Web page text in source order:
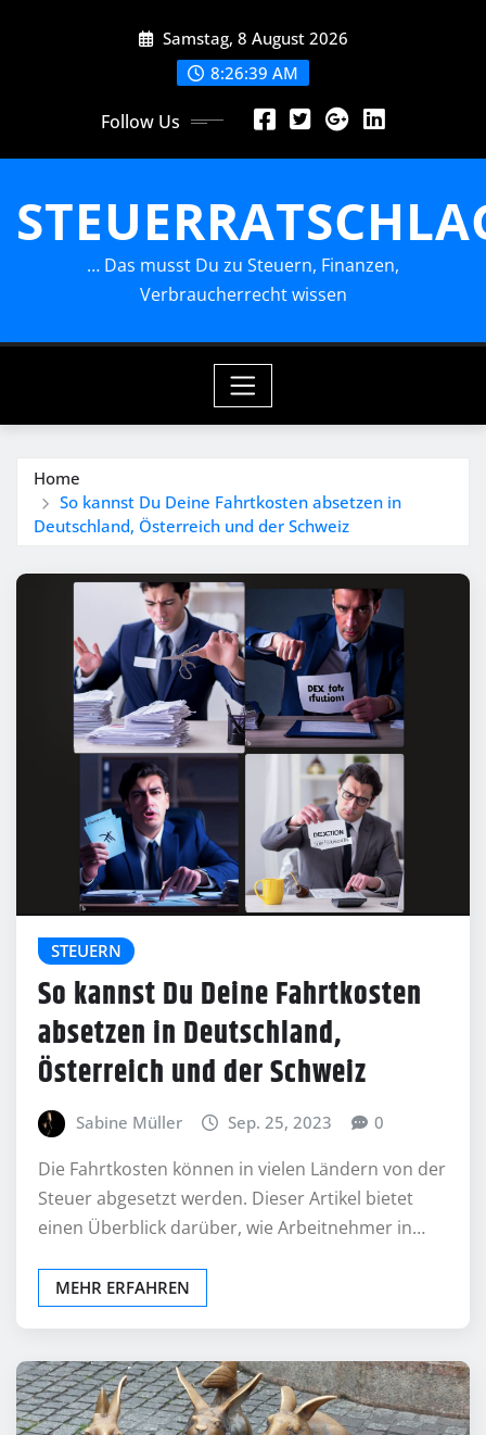
Samstag, 8 August 2026
8:26:40 AM
Follow Us
… Das musst Du zu Steuern, Finanzen,
Verbraucherrecht wissen
Home
So kannst Du Deine Fahrtkosten absetzen in
Deutschland, Österreich und der Schweiz
STEUERN
So kannst Du Deine Fahrtkosten
absetzen in Deutschland,
Österreich und der Schweiz
Sabine Müller Sep. 25, 2023 0
Die Fahrtkosten können in vielen Ländern von der
Steuer abgesetzt werden. Dieser Artikel bietet
einen Überblick darüber, wie Arbeitnehmer in…
MEHR ERFAHREN